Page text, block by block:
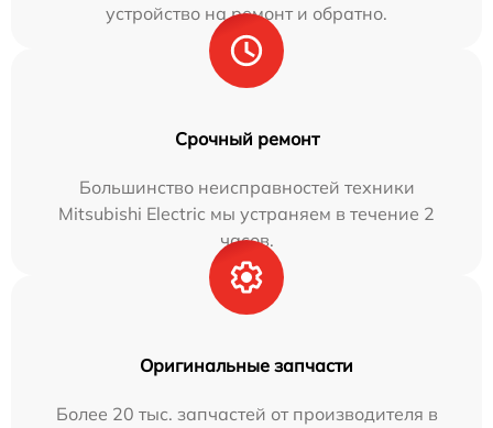
устройство на ремонт и обратно.
Срочный ремонт
Большинство неисправностей техники
Mitsubishi Electric мы устраняем в течение 2
часов.
Оригинальные запчасти
Более 20 тыс. запчастей от производителя в